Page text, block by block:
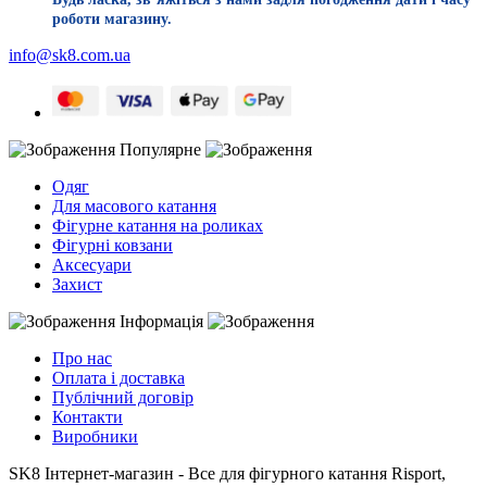
роботи магазину.
info@sk8.com.ua
Популярне
Одяг
Для масового катання
Фігурне катання на роликах
Фігурні ковзани
Аксесуари
Захист
Інформація
Про нас
Оплата і доставка
Публічний договір
Контакти
Виробники
SK8 Інтернет-магазин - Все для фігурного катання Risport,